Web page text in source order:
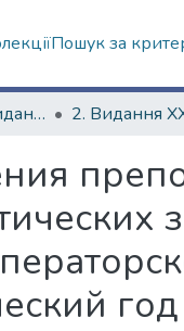
Пошук за
9. Рідкісні та цінні видання 2. Видання
год